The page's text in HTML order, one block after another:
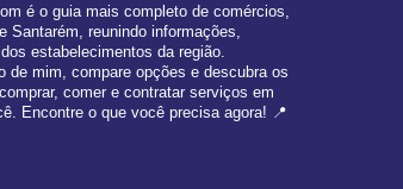
é o guia mais completo de comércios,
Santarém, reunindo informações,
estabelecimentos da região.
de mim, compare opções e descubra os
comer e contratar serviços em
Encontre o que você precisa agora! 📍